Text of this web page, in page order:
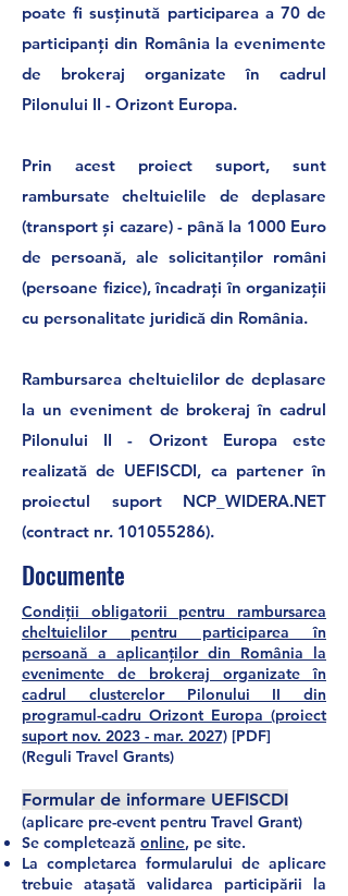
poate fi susținută participarea a 70 de
participanți din România la evenimente
de brokeraj organizate în cadrul
Pilonului II - Orizont Europa.
Prin acest proiect suport, sunt
rambursate cheltuielile de deplasare
(transport și cazare) - până la 1000 Euro
de persoană, ale solicitanților români
(persoane fizice), încadrați în organizații
cu personalitate juridică din România.
Rambursarea cheltuielilor de deplasare
la un eveniment de brokeraj în cadrul
Pilonului II - Orizont Europa este
realizată de UEFISCDI, ca partener în
proiectul suport NCP_WIDERA.NET
(contract nr. 101055286).
Documente
Condiții obligatorii pentru rambursarea
cheltuielilor pentru participarea în
persoană a aplicanților din România la
evenimente de brokeraj organizate în
cadrul clusterelor Pilonului II din
programul-cadru Orizont Europa (proiect
suport nov. 2023 - mar. 2027) [PDF]
(Reguli Travel Grants)
Formular de informare UEFISCDI
(aplicare pre-event pentru Travel Grant)
Se completează online, pe site.
La completarea formularului de aplicare
trebuie atașată validarea participării la